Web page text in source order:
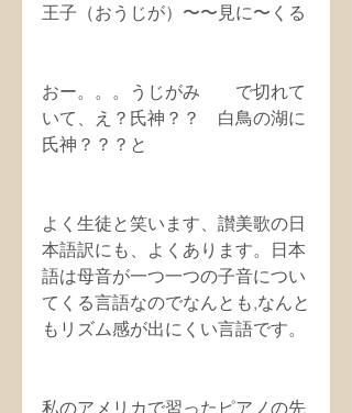
王子（おうじが）〜〜見に〜くる
おー。。。うじがみ　　で切れて
いて、え？氏神？？　白鳥の湖に
氏神？？？と
よく生徒と笑います、讃美歌の日
本語訳にも、よくあります。日本
語は母音が一つ一つの子音につい
てくる言語なのでなんとも,なんと
もリズム感が出にくい言語です。
私のアメリカで習ったピアノの先